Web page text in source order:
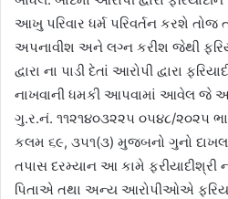
આખુ પરિવાર ધર્મ પરિવર્તન કરશે તોજ
અપનાવીશ અને લગ્ન કરીશ જેથી
દ્વારા ના પાડી દેતાં આરોપી દ્વારા
નાખવાની ધમકી આપવામાં આવેલ જે
ગુ.ર.નં. ૧૧૨૧૪૦૩૨૨૫ ૦૫૪૮/૨૦૨૫
કલમ ૬૯, ૩૫૧(૩) મુજબનો ગુનો
તપાસ દરમ્યાન આ કામે
પિતાએ તથા અન્ય આરોપીઓએ